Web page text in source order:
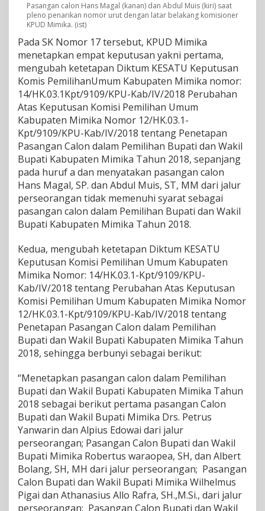
Pasangan calon Hans Magal (kanan) dan Abdul Muis (kiri) saat
pleno penarikan nomor urut dengan latar belakang komisioner
KPUD Mimika. (ist)
Pada SK Nomor 17 tersebut, KPUD Mimika
menetapkan empat keputusan yakni pertama,
mengubah ketetapan Diktum KESATU Keputusan
Komis PemilihanUmum Kabupaten Mimika nomor:
14/HK.03.1Kpt/9109/KPU-Kab/IV/2018 Perubahan
Atas Keputusan Komisi Pemilihan Umum
Kabupaten Mimika Nomor 12/HK.03.1-
Kpt/9109/KPU-Kab/IV/2018 tentang Penetapan
Pasangan Calon dalam Pemilihan Bupati dan Wakil
Bupati Kabupaten Mimika Tahun 2018, sepanjang
pada huruf a dan menyatakan pasangan calon
Hans Magal, SP. dan Abdul Muis, ST, MM dari jalur
perseorangan tidak memenuhi syarat sebagai
pasangan calon dalam Pemilihan Bupati dan Wakil
Bupati Kabupaten Mimika Tahun 2018.
Kedua, mengubah ketetapan Diktum KESATU
Keputusan Komisi Pemilihan Umum Kabupaten
Mimika Nomor: 14/HK.03.1-Kpt/9109/KPU-
Kab/IV/2018 tentang Perubahan Atas Keputusan
Komisi Pemilihan Umum Kabupaten Mimika Nomor
12/НК.03.1-Kpt/9109/KPU-Kab/IV/2018 tentang
Penetapan Pasangan Calon dalam Pemilihan
Bupati dan Wakil Bupati Kabupaten Mimika Tahun
2018, sehingga berbunyi sebagai berikut:
“Menetapkan pasangan calon dalam Pemilihan
Bupati dan Wakil Bupati Kabupaten Mimika Tahun
2018 sebagai berikut pertama pasangan Calon
Bupati dan Wakil Bupati Mimika Drs. Petrus
Yanwarin dan Alpius Edowai dari jalur
perseorangan; Pasangan Calon Bupati dan Wakil
Bupati Mimika Robertus waraopea, SH, dan Albert
Bolang, SH, MH dari jalur perseorangan; Pasangan
Calon Bupati dan Wakil Bupati Mimika Wilhelmus
Pigai dan Athanasius Allo Rafra, SH.,M.Si., dari jalur
perseorangan; Pasangan Calon Bupati dan Wakil